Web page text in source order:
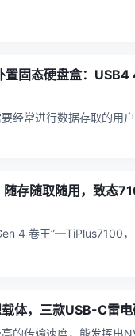
固态硬盘盒：USB4
，但其体型较大且并不
存随取随用，致态
度，而且采用晶栈®Xtack
体，三款USB-C雷